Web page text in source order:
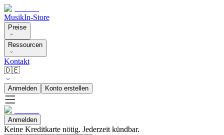
MusikIn-Store
Preise
Ressourcen
Kontakt
🇩🇪
Anmelden Konto erstellen
Anmelden
Keine Kreditkarte nötig. Jederzeit kündbar.